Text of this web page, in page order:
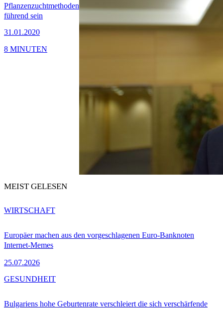
Pflanzenzuchtmethoden
führend sein
31.01.2020
8 MINUTEN
MEIST GELESEN
Europäer machen aus den vorgeschlagenen Euro-Banknoten
Internet-Memes
25.07.2026
WIRTSCHAFT
Bulgariens hohe Geburtenrate verschleiert die sich verschärfende
GESUNDHEIT